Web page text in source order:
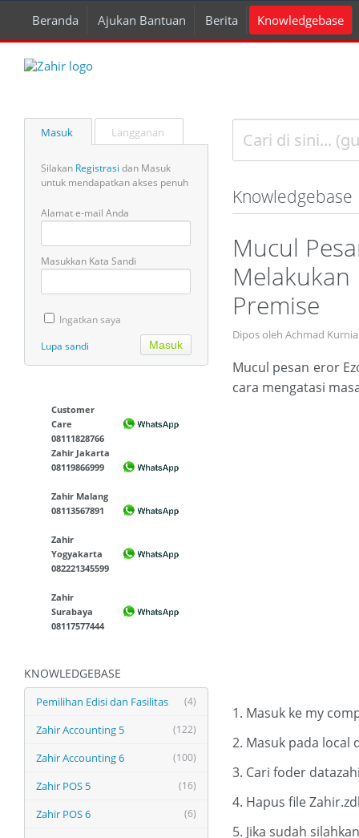
Beranda Ajukan Bantuan Berita Knowledgebase
Masuk Langganan
Silakan Registrasi dan Masuk
untuk mendapatkan akses penuh
Alamat e-mail Anda
Masukkan Kata Sandi
Ingatkan saya
Lupa sandi
Customer
Care
08111828766
Zahir Jakarta
08119866999
Zahir Malang
08113567891
Zahir
Yogyakarta
082221345599
Zahir
Surabaya
08117577444
KNOWLEDGEBASE
(4)
Pemilihan Edisi dan Fasilitas
(122)
Zahir Accounting 5
(100)
Zahir Accounting 6
(16)
Zahir POS 5
(6)
Zahir POS 6
Knowledgebase
Mucul
Premise
Dipos oleh Achmad
Mucul pesan eror
cara mengatasi
1. Masuk ke my
2. Masuk pada local
3. Cari foder
4. Hapus file
5. Jika sudah